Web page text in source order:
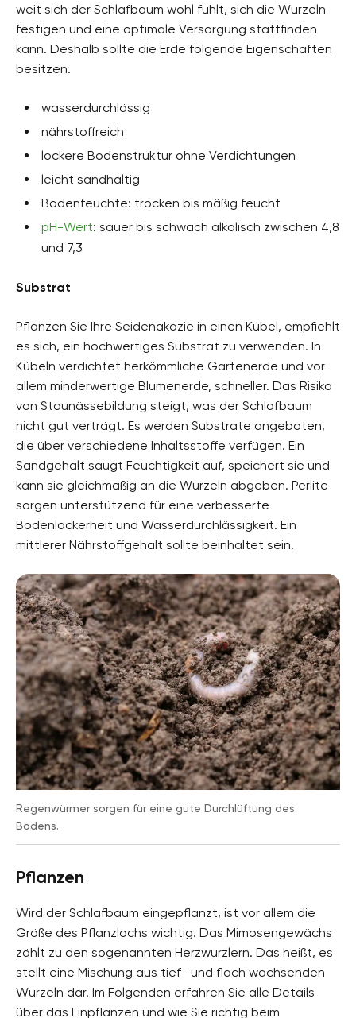
weit sich der Schlafbaum wohl fühlt, sich die Wurzeln
festigen und eine optimale Versorgung stattfinden
kann. Deshalb sollte die Erde folgende Eigenschaften
besitzen.
wasserdurchlässig
nährstoffreich
lockere Bodenstruktur ohne Verdichtungen
leicht sandhaltig
Bodenfeuchte: trocken bis mäßig feucht
pH-Wert: sauer bis schwach alkalisch zwischen 4,8
und 7,3
Substrat
Pflanzen Sie Ihre Seidenakazie in einen Kübel, empfiehlt
es sich, ein hochwertiges Substrat zu verwenden. In
Kübeln verdichtet herkömmliche Gartenerde und vor
allem minderwertige Blumenerde, schneller. Das Risiko
von Staunässebildung steigt, was der Schlafbaum
nicht gut verträgt. Es werden Substrate angeboten,
die über verschiedene Inhaltsstoffe verfügen. Ein
Sandgehalt saugt Feuchtigkeit auf, speichert sie und
kann sie gleichmäßig an die Wurzeln abgeben. Perlite
sorgen unterstützend für eine verbesserte
Bodenlockerheit und Wasserdurchlässigkeit. Ein
mittlerer Nährstoffgehalt sollte beinhaltet sein.
Regenwürmer sorgen für eine gute Durchlüftung des
Bodens.
Pflanzen
Wird der Schlafbaum eingepflanzt, ist vor allem die
Größe des Pflanzlochs wichtig. Das Mimosengewächs
zählt zu den sogenannten Herzwurzlern. Das heißt, es
stellt eine Mischung aus tief- und flach wachsenden
Wurzeln dar. Im Folgenden erfahren Sie alle Details
über das Einpflanzen und wie Sie richtig beim